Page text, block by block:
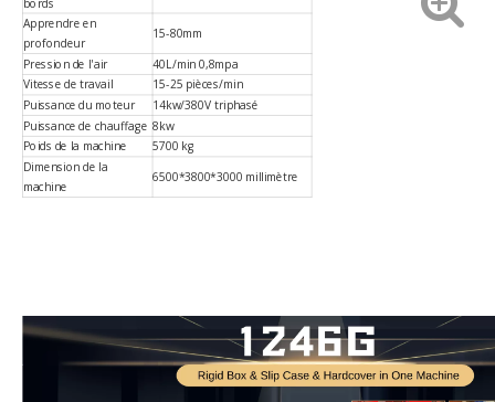
Apprendre en
profondeur
15-80mm
Pression de l'air
40L/min 0,8mpa
Vitesse de travail
15-25 pièces/min
Puissance du moteur
14kw/380V triphasé
Puissance de chauffage 8kw
Poids de la machine
5700 kg
Dimension de la
machine
6500*3800*3000 millimètre